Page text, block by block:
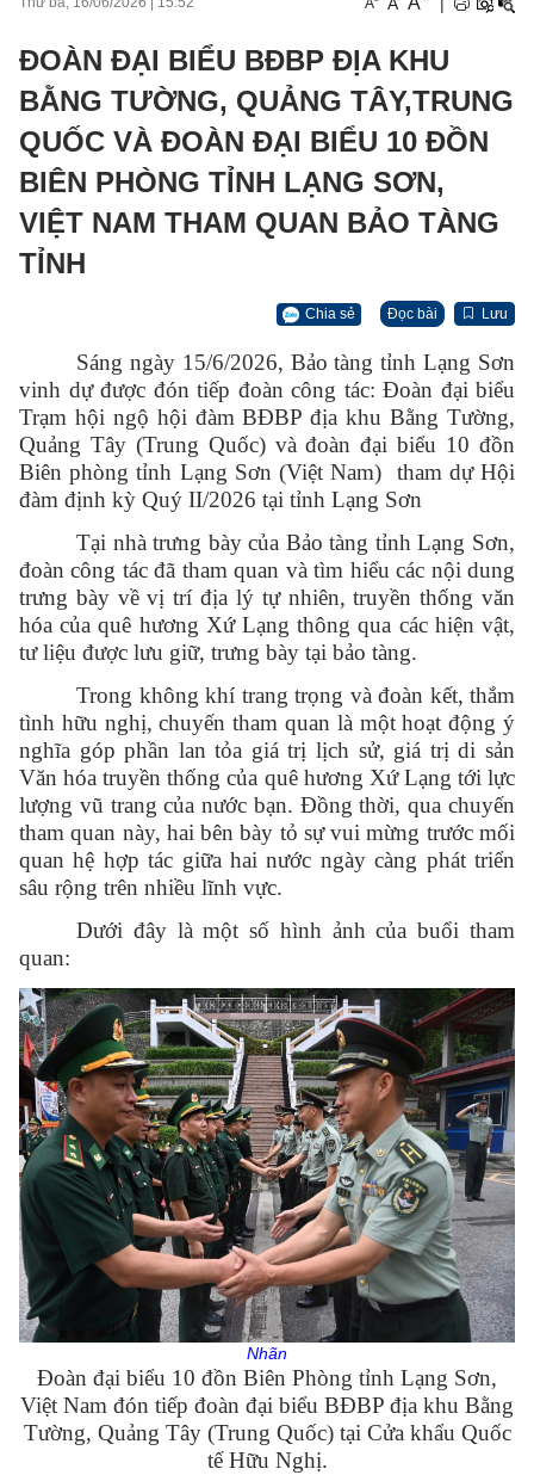
A
ĐOÀN ĐẠI BIỂU BĐBP ĐỊA KHU
BẰNG TƯỜNG, QUẢNG TÂY,TRUNG
QUỐC VÀ ĐOÀN ĐẠI BIỂU 10 ĐỒN
BIÊN PHÒNG TỈNH LẠNG SƠN,
VIỆT NAM THAM QUAN BẢO TÀNG
TỈNH
Chia sẻ Đọc bài Lưu
Sáng ngày 15/6/2026, Bảo tàng tỉnh Lạng Sơn
vinh dự được đón tiếp đoàn công tác: Đoàn đại biểu
Trạm hội ngộ hội đàm BĐBP địa khu Bằng Tường,
Quảng Tây (Trung Quốc) và đoàn đại biểu 10 đồn
Biên phòng tỉnh Lạng Sơn (Việt Nam) tham dự Hội
đàm định kỳ Quý II/2026 tại tỉnh Lạng Sơn
Tại nhà trưng bày của Bảo tàng tỉnh Lạng Sơn,
đoàn công tác đã tham quan và tìm hiểu các nội dung
trưng bày về vị trí địa lý tự nhiên, truyền thống văn
hóa của quê hương Xứ Lạng thông qua các hiện vật,
tư liệu được lưu giữ, trưng bày tại bảo tàng.
Trong không khí trang trọng và đoàn kết, thắm
tình hữu nghị, chuyến tham quan là một hoạt động ý
nghĩa góp phần lan tỏa giá trị lịch sử, giá trị di sản
Văn hóa truyền thống của quê hương Xứ Lạng tới lực
lượng vũ trang của nước bạn. Đồng thời, qua chuyến
tham quan này, hai bên bày tỏ sự vui mừng trước mối
quan hệ hợp tác giữa hai nước ngày càng phát triển
sâu rộng trên nhiều lĩnh vực.
Dưới đây là một số hình ảnh của buổi tham
quan:
Nhãn
Đoàn đại biểu 10 đồn Biên Phòng tỉnh Lạng Sơn,
Việt Nam đón tiếp đoàn đại biểu BĐBP địa khu Bằng
Tường, Quảng Tây (Trung Quốc) tại Cửa khẩu Quốc
tế Hữu Nghị.